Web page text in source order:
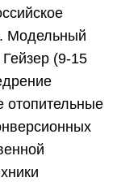
Модельный
(9-15
отопительные